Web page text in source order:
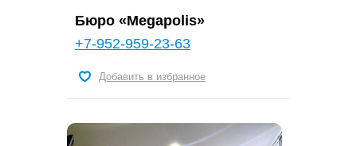
Бюро «Megapolis»
+7-952-959-23-63
Добавить в избранное